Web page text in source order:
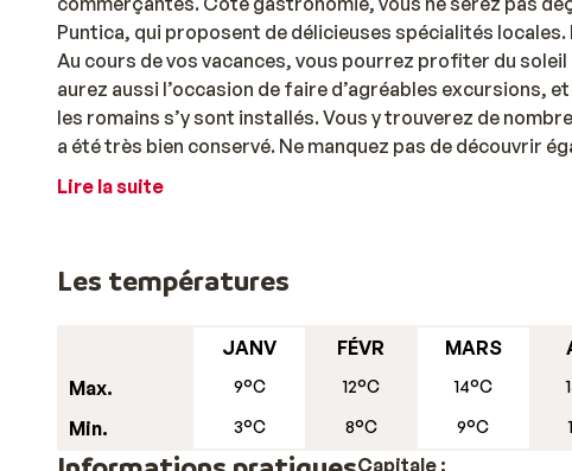
Puntica, qui proposent de délicieuses spécialités
Au cours de vos vacances, vous pourrez profiter du
aurez aussi l’occasion de faire d’agréables excursions,
les romains s’y sont installés. Vous y trouverez de
a été très bien conservé. Ne manquez pas de découvrir
Lire la suite
Les températures
Max.
Min.
JANV
9°C
3°C
FÉVR
12°C
8°C
MARS
14°C
9°C
Capitale :